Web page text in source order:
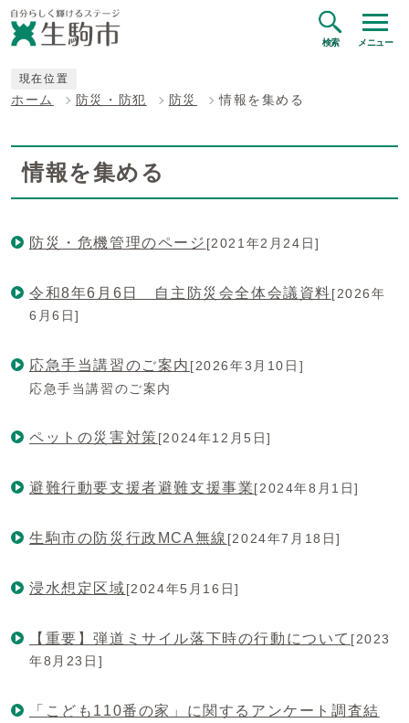
検索 メニュー
現在位置
ホーム 防災・防犯 防災 情報を集める
情報を集める
防災・危機管理のページ [2021年2月24日]
令和8年6月6日 自主防災会全体会議資料[2026年
6月6日]
応急手当講習のご案内 [2026年3月10日]
応急手当講習のご案内
ペットの災害対策[2024年12月5日]
避難行動要支援者避難支援事業[2024年8月1日]
生駒市の防災行政MCA無線 [2024年7月18日]
浸水想定区域[2024年5月16日]
【重要】弾道ミサイル落下時の行動について [2023
年8月23日]
「こども110番の家」に関するアンケート調査結